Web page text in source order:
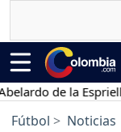
de la Espriella
Fútbol Noticias